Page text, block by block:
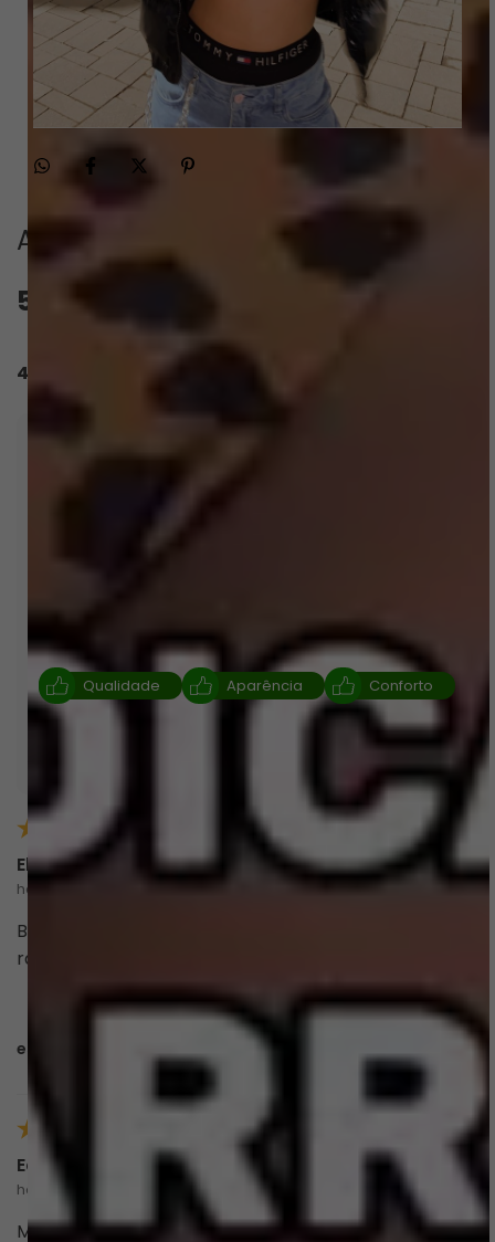
Avaliações
5.0
42 avaliações
ressalta a beleza e a modelagem das peças,
afirmando que o biquíni é lindo e tem um
entrega e a simplicidade do processo de troca.
Qualidade Aparência Conforto
Elizabete N.
há 2 meses comprador verificado
Biquini confortável, ótima qualidade e chegou bem
rápido!
esta avaliação foi útil?
Edilene d.
há 4 meses comprador verificado
Meu queridinho do momento 🥰